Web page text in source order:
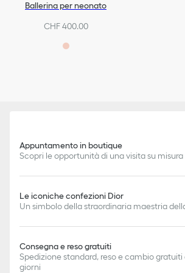
Ballerina per neonato
CHF 400.00
Appuntamento in boutique
Scopri le opportunità di una visita su misura
Le iconiche confezioni Dior
Un simbolo della straordinaria maestria
Consegna e reso gratuiti
Spedizione standard, reso e cambio gratuiti
giorni